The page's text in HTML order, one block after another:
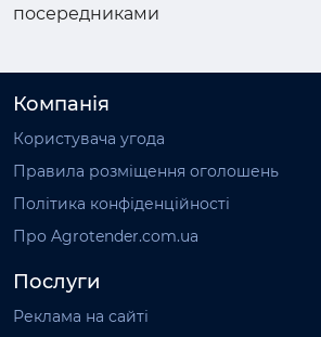
посередниками
Компанія
Користувача угода
Правила розміщення оголошень
Політика конфіденційності
Про Agrotender.com.ua
Послуги
Реклама на сайті